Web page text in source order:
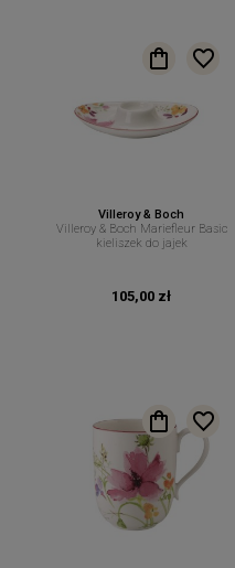
Villeroy & Boch
Villeroy & Boch Mariefleur Basic
kieliszek do jajek
105,00 zł